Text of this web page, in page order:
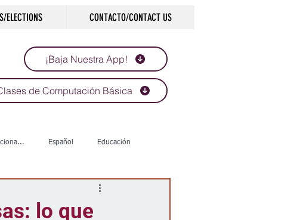
ELECTIONS CONTACTO/CONTACT US
¡Baja Nuestra App!
de Computación Básica
Español Educación
lo que